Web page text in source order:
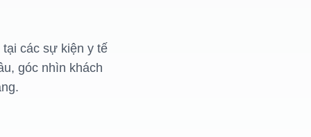
các sự kiện y tế
góc nhìn khách